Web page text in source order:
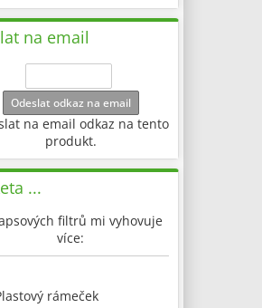
na email
Odeslat odkaz na email
na email odkaz na tento
produkt.
...
filtrů mi vyhovuje
více:
rámeček